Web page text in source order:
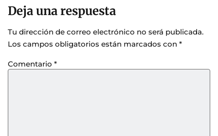
Deja una respuesta
Tu dirección de correo electrónico no será publicada.
Los campos obligatorios están marcados con *
Comentario *